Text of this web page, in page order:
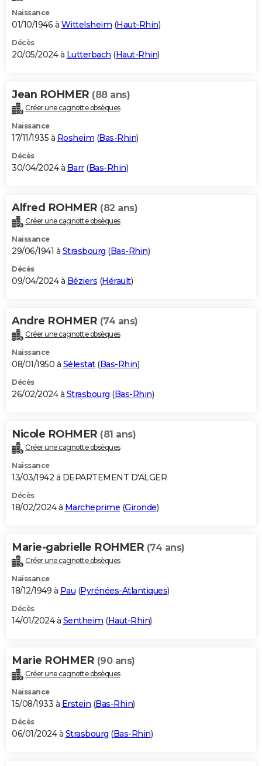
Naissance
01/10/1946 à Wittelsheim (Haut-Rhin)
Décès
20/05/2024 à Lutterbach (Haut-Rhin)
Jean ROHMER (88 ans)
Créer une cagnotte obsèques
Naissance
17/11/1935 à Rosheim (Bas-Rhin)
Décès
30/04/2024 à Barr(Bas-Rhin)
Alfred ROHMER (82 ans)
Créer une cagnotte obsèques
Naissance
29/06/1941 à Strasbourg (Bas-Rhin)
Décès
09/04/2024 à Béziers (Hérault)
Andre ROHMER (74 ans)
Créer une cagnotte obsèques
Naissance
08/01/1950 à Sélestat(Bas-Rhin)
Décès
26/02/2024 à Strasbourg (Bas-Rhin)
Nicole ROHMER (81 ans)
Créer une cagnotte obsèques
Naissance
13/03/1942 à DEPARTEMENT D'ALGER
Décès
18/02/2024 à Marcheprime (Gironde)
Marie-gabrielle ROHMER (74 ans)
Créer une cagnotte obsèques
Naissance
18/12/1949 à Pau (Pyrénées-Atlantiques)
Décès
14/01/2024 à Sentheim (Haut-Rhin)
Marie ROHMER (90 ans)
Créer une cagnotte obsèques
Naissance
15/08/1933 à Erstein (Bas-Rhin)
Décès
06/01/2024 à Strasbourg (Bas-Rhin)